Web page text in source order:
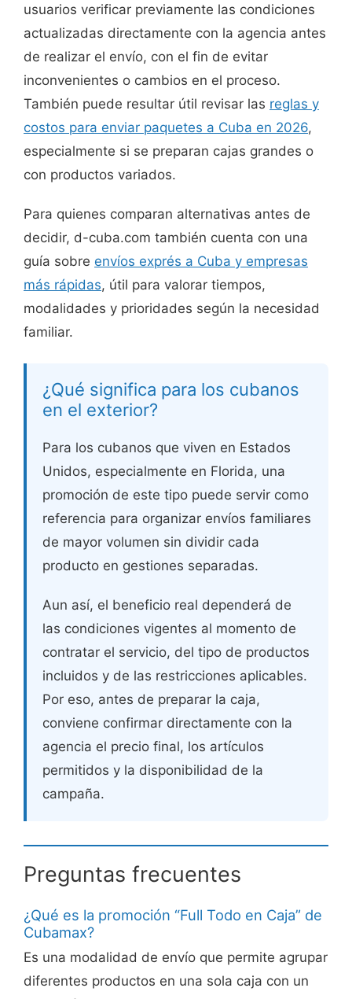
usuarios verificar previamente las condiciones
actualizadas directamente con la agencia antes
de realizar el envío, con el fin de evitar
inconvenientes o cambios en el proceso.
También puede resultar útil revisar las reglas y
costos para enviar paquetes a Cuba en 2026,
especialmente si se preparan cajas grandes o
con productos variados.
Para quienes comparan alternativas antes de
decidir, d-cuba.com también cuenta con una
guía sobre envíos exprés a Cuba y empresas
más rápidas, útil para valorar tiempos,
modalidades y prioridades según la necesidad
familiar.
¿Qué significa para los cubanos
en el exterior?
Para los cubanos que viven en Estados
Unidos, especialmente en Florida, una
promoción de este tipo puede servir como
referencia para organizar envíos familiares
de mayor volumen sin dividir cada
producto en gestiones separadas.
Aun así, el beneficio real dependerá de
las condiciones vigentes al momento de
contratar el servicio, del tipo de productos
incluidos y de las restricciones aplicables.
Por eso, antes de preparar la caja,
conviene confirmar directamente con la
agencia el precio final, los artículos
permitidos y la disponibilidad de la
campaña.
Preguntas frecuentes
¿Qué es la promoción “Full Todo en Caja” de
Cubamax?
Es una modalidad de envío que permite agrupar
diferentes productos en una sola caja con un